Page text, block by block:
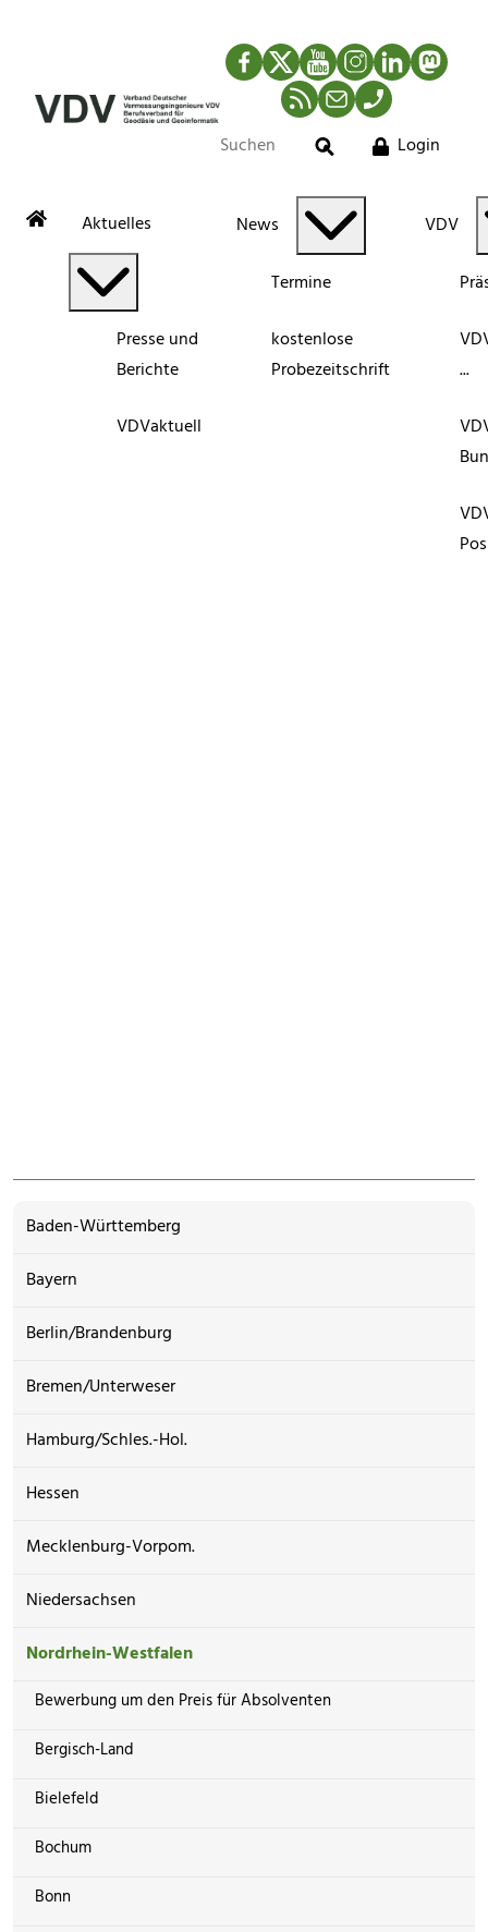
Facebook
TwitterYouTubeInstagram
LinkedIn
RSS-Newsfeed
MailTelefon
Suche
Login
Aktuelles
Presse und
Berichte
VDVaktuell
News
Termine
kostenlose
Probezeitschrift
VDV
...
Baden-Württemberg
Bayern
Berlin/Brandenburg
Bremen/Unterweser
Hamburg/Schles.-Hol.
Hessen
Mecklenburg-Vorpom.
Niedersachsen
Nordrhein-Westfalen
Bewerbung um den Preis für Absolventen
Bergisch-Land
Bielefeld
Bochum
Bonn